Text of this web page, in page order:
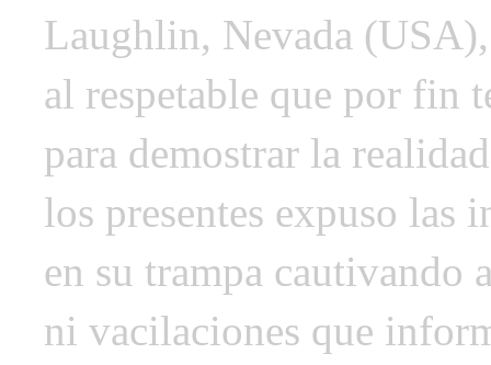
Laughlin, Nevada
al respetable que por fin
para demostrar la
los presentes expuso las
en su trampa cautivando
ni vacilaciones que